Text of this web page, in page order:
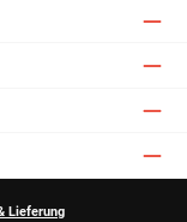
Lieferung